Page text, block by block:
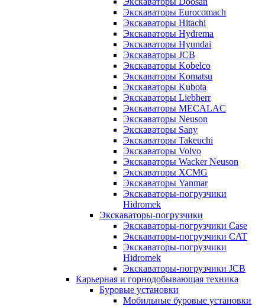
Экскаваторы Eurocomach
Экскаваторы Hitachi
Экскаваторы Hydrema
Экскаваторы Hyundai
Экскаваторы JCB
Экскаваторы Kobelco
Экскаваторы Komatsu
Экскаваторы Kubota
Экскаваторы Liebherr
Экскаваторы MECALAC
Экскаваторы Neuson
Экскаваторы Sany
Экскаваторы Takeuchi
Экскаваторы Volvo
Экскаваторы Wacker Neuson
Экскаваторы XCMG
Экскаваторы Yanmar
Экскаваторы-погрузчики
Hidromek
Экскаваторы-погрузчики
Экскаваторы-погрузчики Case
Экскаваторы-погрузчики CAT
Экскаваторы-погрузчики
Hidromek
Экскаваторы-погрузчики JCB
Карьерная и горнодобывающая техника
Буровые установки
Мобильные буровые установки